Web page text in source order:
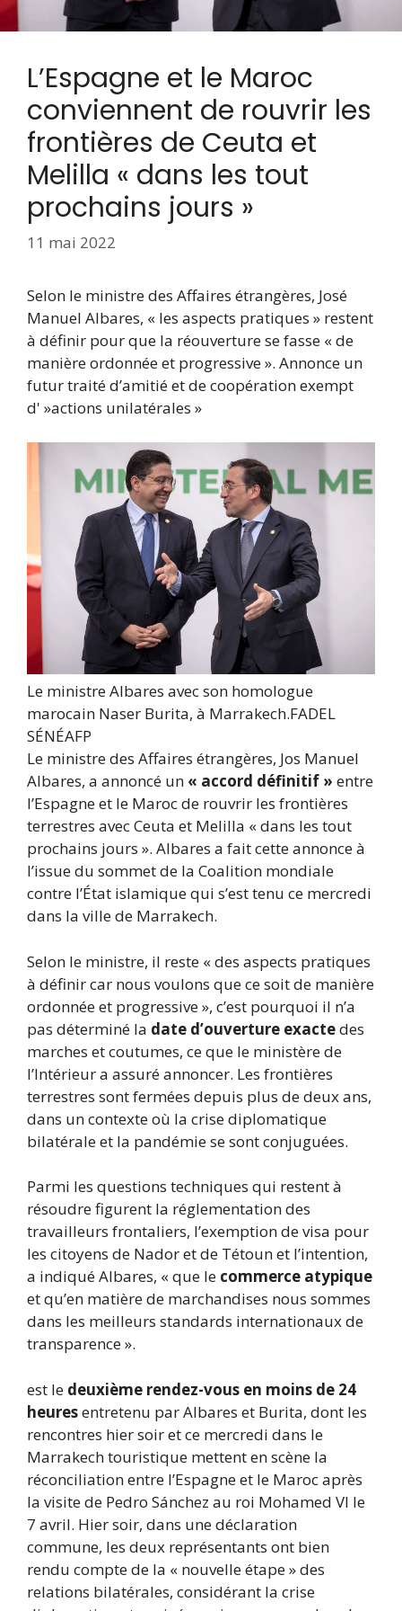
L’Espagne et le Maroc
conviennent de rouvrir les
frontières de Ceuta et
Melilla « dans les tout
prochains jours »
11 mai 2022
Selon le ministre des Affaires étrangères, José
Manuel Albares, « les aspects pratiques » restent
à définir pour que la réouverture se fasse « de
manière ordonnée et progressive ». Annonce un
futur traité d’amitié et de coopération exempt
d' »actions unilatérales »
Le ministre Albares avec son homologue
marocain Naser Burita, à Marrakech.FADEL
SÉNÉAFP
Le ministre des Affaires étrangères, Jos Manuel
Albares, a annoncé un « accord définitif » entre
l’Espagne et le Maroc de rouvrir les frontières
terrestres avec Ceuta et Melilla « dans les tout
prochains jours ». Albares a fait cette annonce à
l’issue du sommet de la Coalition mondiale
contre l’État islamique qui s’est tenu ce mercredi
dans la ville de Marrakech.
Selon le ministre, il reste « des aspects pratiques
à définir car nous voulons que ce soit de manière
ordonnée et progressive », c’est pourquoi il n’a
pas déterminé la date d’ouverture exactedes
marches et coutumes, ce que le ministère de
l’Intérieur a assuré annoncer. Les frontières
terrestres sont fermées depuis plus de deux ans,
dans un contexte où la crise diplomatique
bilatérale et la pandémie se sont conjuguées.
Parmi les questions techniques qui restent à
résoudre figurent la réglementation des
travailleurs frontaliers, l’exemption de visa pour
les citoyens de Nador et de Tétoun et l’intention,
a indiqué Albares, « que le commerce atypique
et qu’en matière de marchandises nous sommes
dans les meilleurs standards internationaux de
transparence ».
est le deuxième rendez-vous en moins de 24
heuresentretenu par Albares et Burita, dont les
rencontres hier soir et ce mercredi dans le
Marrakech touristique mettent en scène la
réconciliation entre l’Espagne et le Maroc après
la visite de Pedro Sánchez au roi Mohamed VI le
7 avril. Hier soir, dans une déclaration
commune, les deux représentants ont bien
rendu compte de la « nouvelle étape » des
relations bilatérales, considérant la crise